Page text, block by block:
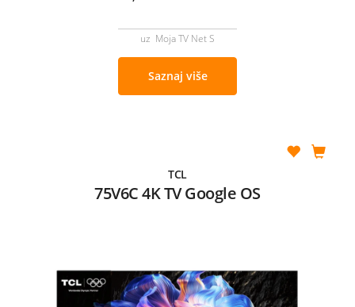
uz Moja TV Net S
Saznaj više
TCL
75V6C 4K TV Google OS